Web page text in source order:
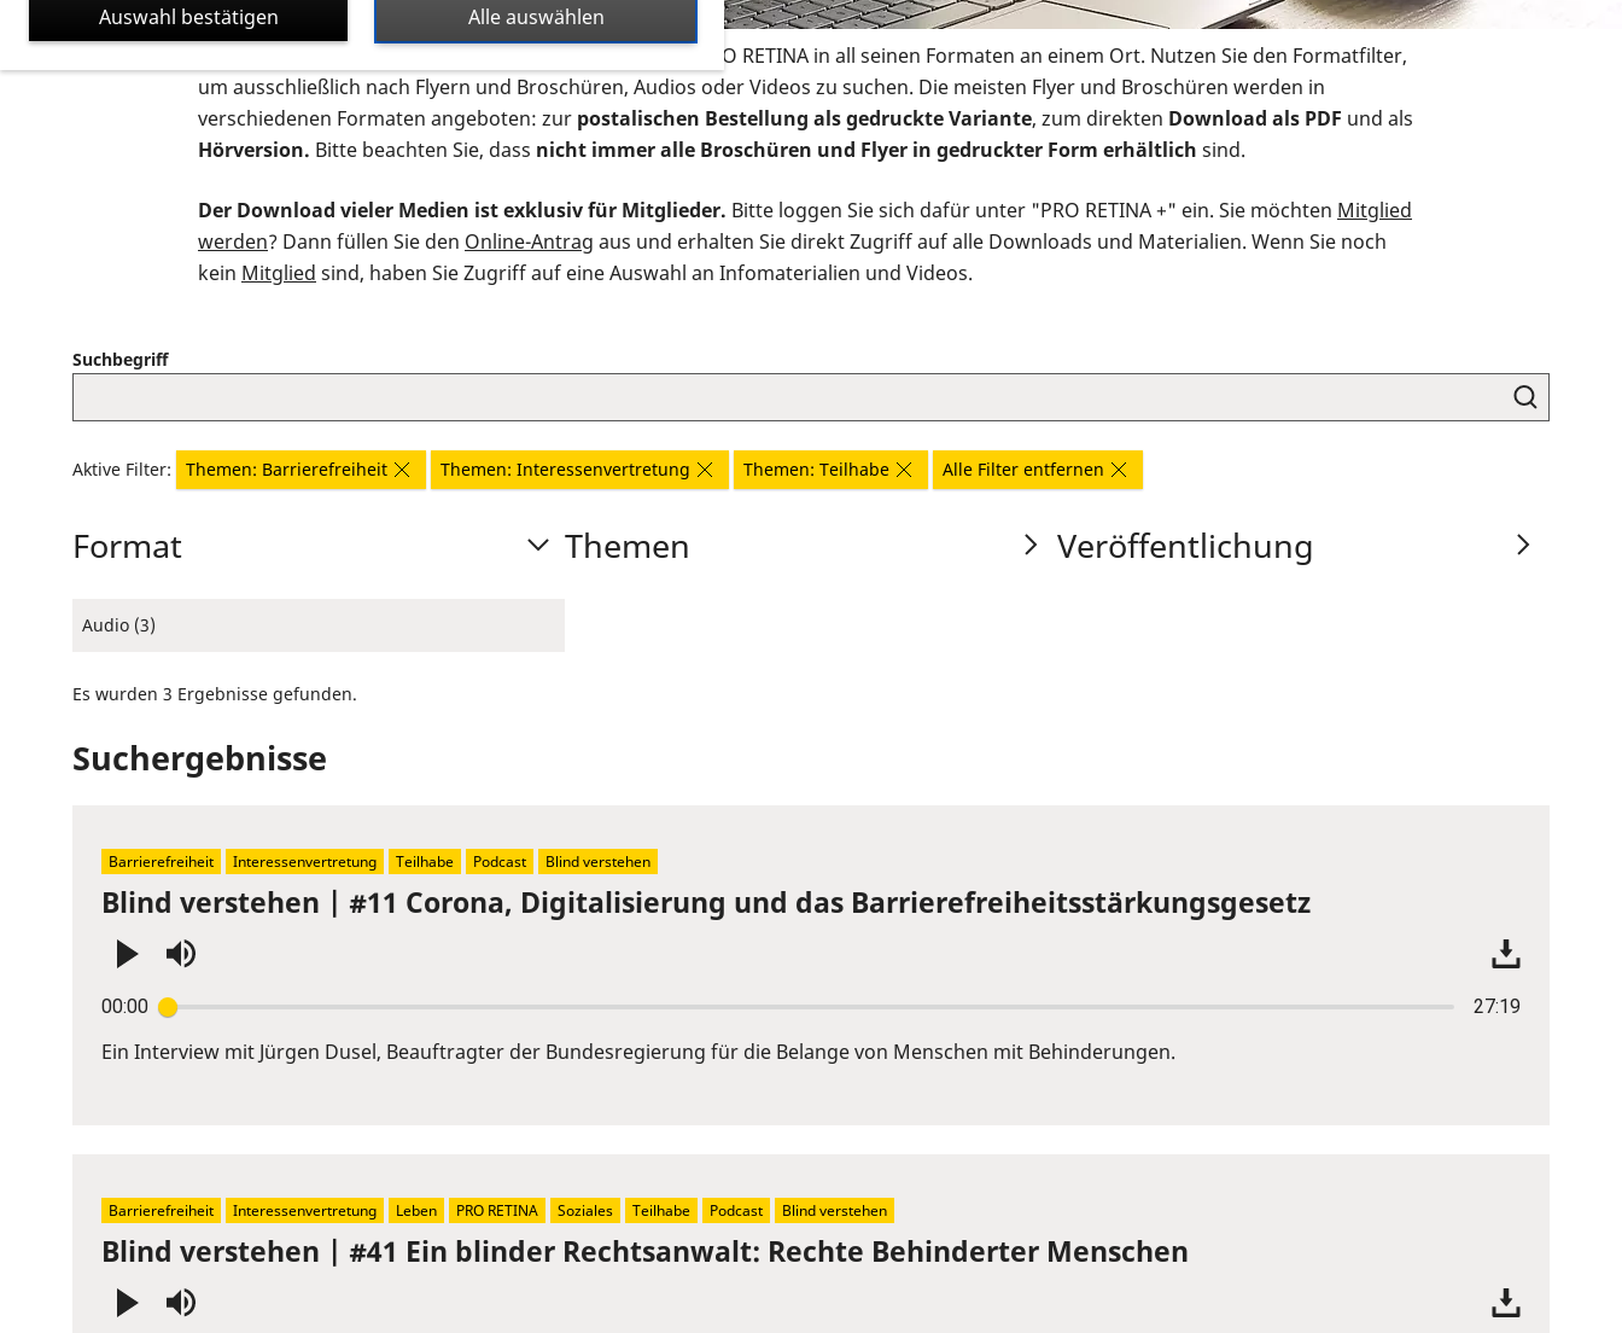
Auf dieser Seite finden Sie sämtliches Infomaterial der PRO RETINA in all seinen Formaten an einem Ort. Nutzen Sie den Formatfilter,
um ausschließlich nach Flyern und Broschüren, Audios oder Videos zu suchen. Die meisten Flyer und Broschüren werden in
verschiedenen Formaten angeboten: zur postalischen Bestellung als gedruckte Variante, zum direkten Download als PDF und als
Hörversion. Bitte beachten Sie, dass nicht immer alle Broschüren und Flyer in gedruckter Form erhältlich sind.
Der Download vieler Medien ist exklusiv für Mitglieder. Bitte loggen Sie sich dafür unter "PRO RETINA +" ein. Sie möchten Mitglied
werden? Dann füllen Sie den Online-Antrag aus und erhalten Sie direkt Zugriff auf alle Downloads und Materialien. Wenn Sie noch
kein Mitglied sind, haben Sie Zugriff auf eine Auswahl an Infomaterialien und Videos.
Suchbegriff
Aktive Filter: Themen: Barrierefreiheit Themen: Interessenvertretung Themen: Teilhabe Alle Filter entfernen
Format
Audio (3)
Themen Veröffentlichung
Es wurden 3 Ergebnisse gefunden.
Suchergebnisse
Blind verstehen | #11 Corona, Digitalisierung und das Barrierefreiheitsstärkungsgesetz
00:00 27:19
Enter
or
slider.
Ein Interview mit Jürgen Dusel, Beauftragter der Bundesregierung für die Belange von Menschen mit Behinderungen.
Barrierefreiheit Interessenvertretung Teilhabe Podcast Blind verstehen
Blind verstehen | #41 Ein blinder Rechtsanwalt: Rechte Behinderter Menschen
Barrierefreiheit Interessenvertretung Leben PRO RETINA Soziales Teilhabe Podcast Blind verstehen
Alle auswählen
Auswahl bestätigen